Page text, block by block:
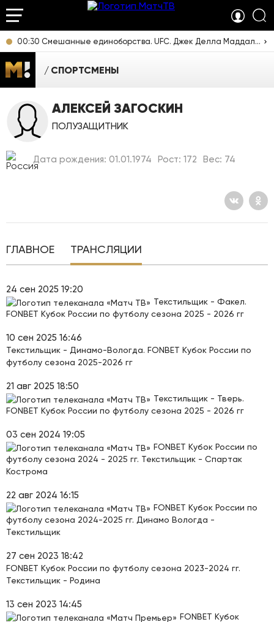
00:30 Смешанные единоборства. UFC. Джек Делла Маддалена против Карлоса Пратеса. Трансляция из Австралии [16+]
СПОРТСМЕНЫ
АЛЕКСЕЙ ЗАГОСКИН
ПОЛУЗАЩИТНИК
Дата рождения: 01.01.1974 Рост: 172 Вес: 74
ГЛАВНОЕ ТРАНСЛЯЦИИ
24 сен 2025 19:20
Текстильщик - Факел.
FONBET Кубок России по футболу сезона 2025 - 2026 гг
10 сен 2025 16:46
Текстильщик - Динамо-Вологда. FONBET Кубок России по
футболу сезона 2025-2026 гг
21 авг 2025 18:50
Текстильщик - Тверь.
FONBET Кубок России по футболу сезона 2025 - 2026 гг
03 сен 2024 19:05
FONBET Кубок России по
футболу сезона 2024 - 2025 гг. Текстильщик - Спартак
Кострома
22 авг 2024 16:15
FONBET Кубок России по
футболу сезона 2024-2025 гг. Динамо Вологда -
Текстильщик
27 сен 2023 18:42
FONBET Кубок России по футболу сезона 2023-2024 гг.
Текстильщик - Родина
13 сен 2023 14:45
FONBET Кубок